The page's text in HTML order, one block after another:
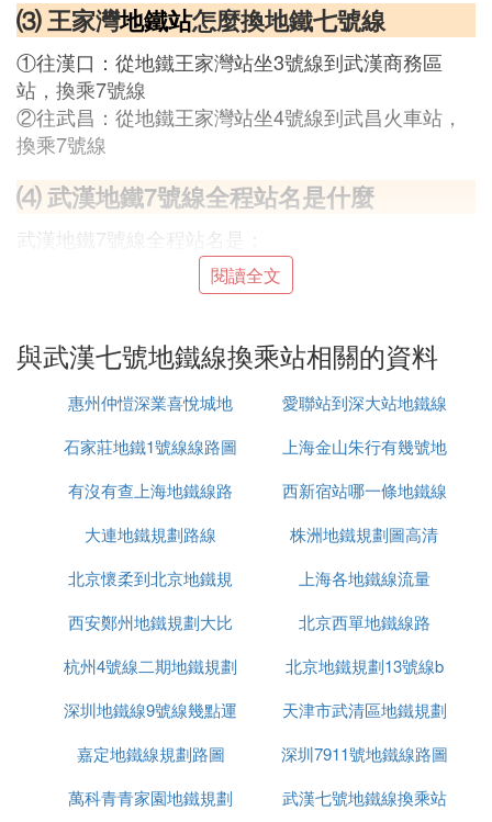
⑶ 王家灣地鐵站怎麼換地鐵七號線
①往漢口：從地鐵王家灣站坐3號線到武漢商務區
站，換乘7號線
②往武昌：從地鐵王家灣站坐4號線到武昌火車站，
換乘7號線
⑷ 武漢地鐵7號線全程站名是什麼
武漢地鐵7號線全程站名是：
園博園北站、園博園站、常碼頭站、武漢商務區站、
王家墩東站、取水樓站、香港路站、三陽路站、徐家
站；
武昌火車站站、瑞安街站、建安街站、湖工大站、板
站、譚鑫培公園站、北華街站、紙坊大街站、青龍山
地鐵小鎮站。
(4)武漢七號地鐵線換乘站擴展閱讀：
武漢地鐵7號線一期工程起於金南一路和金山大道交
會路口南側的園博園北站，沿金南一路、張公子堤、
淮海路、建設大道、澳門路、三陽路、秦園路、友誼
大道、中山路、恆安路、南李路走行，止於野芷湖
站，全長30.9千米。
武漢地鐵7號線南延線由野芷湖站出發繼續向南延
伸，沿文化大道、紙坊大街自北向南、向東走行，先
後途經洪山區、江夏大橋新區和紙坊老城區，止於青
龍山地鐵小鎮，全長16.9千米。
閱讀全文
與武漢七號地鐵線換乘站相關的資料
惠州仲愷深業喜悅城地
鐵規劃
愛聯站到深大站地鐵線
路圖
石家莊地鐵1號線線路圖
上海金山朱行有幾號地
鐵線
有沒有查上海地鐵線路
擁堵
西新宿站哪一條地鐵線
大連地鐵規劃路線
株洲地鐵規劃圖高清
北京懷柔到北京地鐵規
劃
上海各地鐵線流量
西安鄭州地鐵規劃大比
拼
北京西單地鐵線路
杭州4號線二期地鐵規劃
北京地鐵規劃13號線b
深圳地鐵線9號線幾點運
行
天津市武清區地鐵規劃
嘉定地鐵線規劃路圖
深圳7911號地鐵線路圖
萬科青青家園地鐵規劃
武漢七號地鐵線換乘站